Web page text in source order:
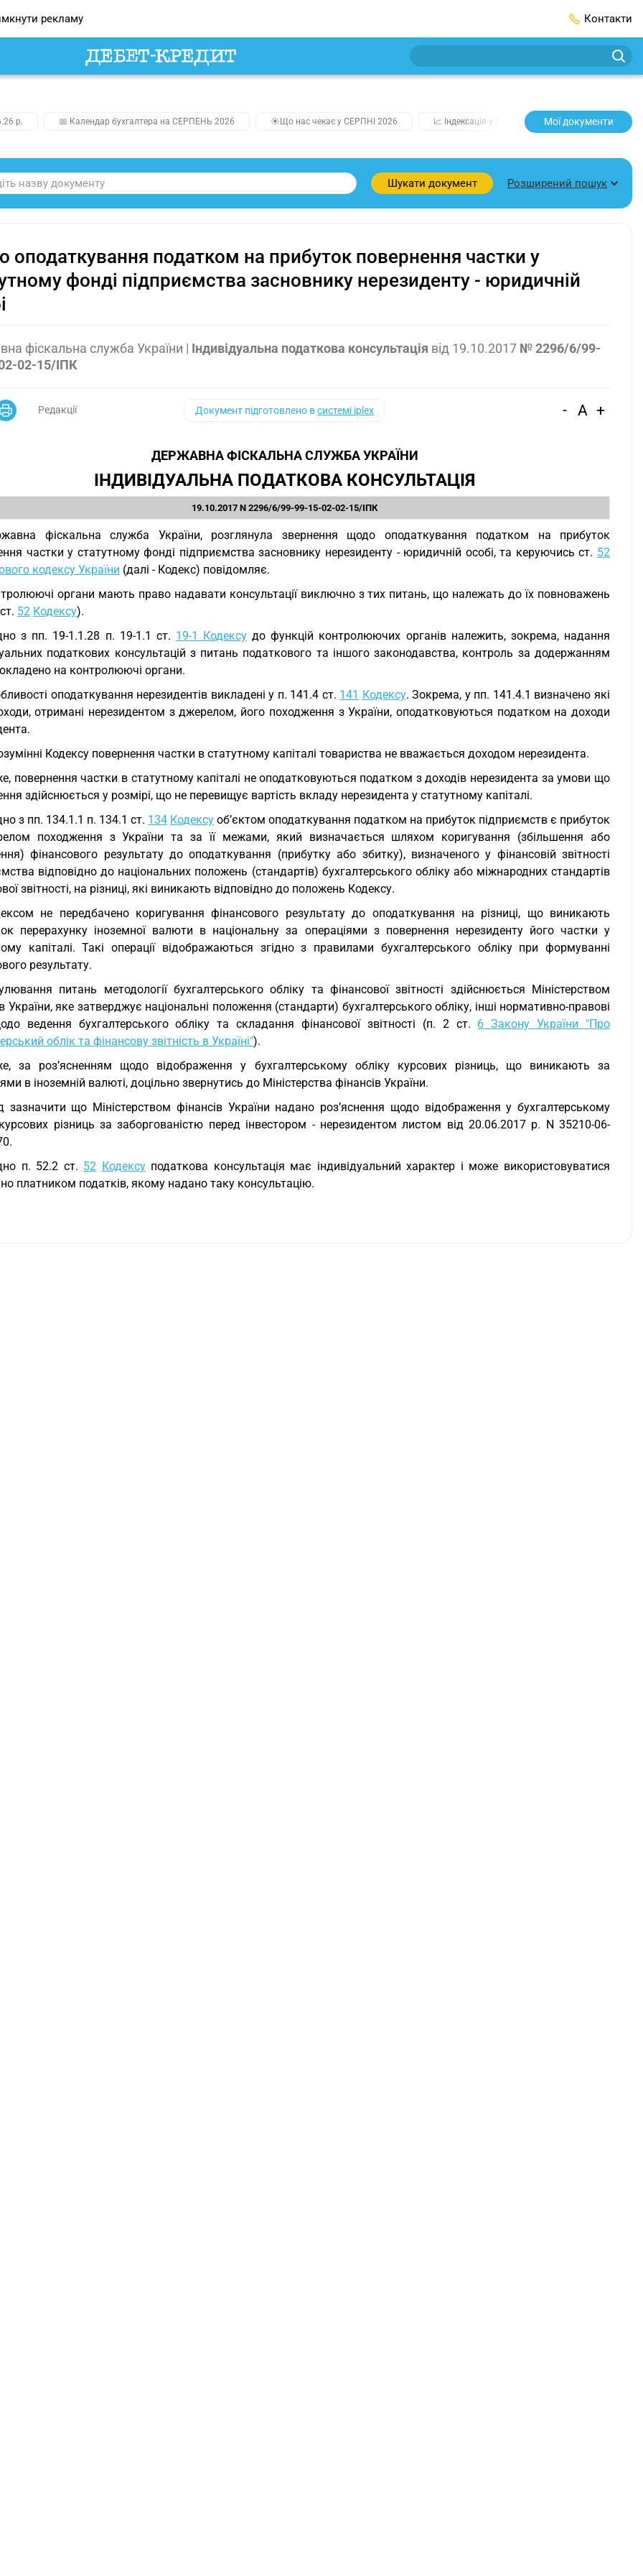
рекламу Контакти
р. 📅 Календар бухгалтера на СЕРПЕНЬ 2026 ☀️Що нас чекає у СЕРПНІ 2026 📈 Індексація у СЕРПНІ 2️⃣0️⃣2️⃣7️⃣ Усі
Мої документи
Шукати документ Розширений пошук
оподаткування податком на прибуток повернення частки у
фонді підприємства засновнику нерезиденту - юридичній
фіскальна служба України | Індивідуальна податкова консультація від 19.10.2017 № 2296/6/99-
02-15/ІПК
Редакції Документ підготовлено всистемі iplex - A +
ДЕРЖАВНА ФІСКАЛЬНА СЛУЖБА УКРАЇНИ
ІНДИВІДУАЛЬНА ПОДАТКОВА КОНСУЛЬТАЦІЯ
19.10.2017 N 2296/6/99-99-15-02-02-15/ІПК
фіскальна служба України, розглянула звернення щодо оподаткування податком на прибуток
частки у статутному фонді підприємства засновнику нерезиденту - юридичній особі, та керуючись ст. 52
кодексу України (далі - Кодекс) повідомляє.
органи мають право надавати консультації виключно з тих питань, що належать до їх повноважень
52 Кодексу).
з пп. 19-1.1.28 п. 19-1.1 ст. 19-1 Кодексу до функцій контролюючих органів належить, зокрема, надання
податкових консультацій з питань податкового та іншого законодавства, контроль за додержанням
на контролюючі органи.
оподаткування нерезидентів викладені у п. 141.4 ст. 141 Кодексу. Зокрема, у пп. 141.4.1 визначено які
отримані нерезидентом з джерелом, його походження з України, оподатковуються податком на доходи
Кодексу повернення частки в статутному капіталі товариства не вважається доходом нерезидента.
повернення частки в статутному капіталі не оподатковуються податком з доходів нерезидента за умови що
здійснюється у розмірі, що не перевищує вартість вкладу нерезидента у статутному капіталі.
з пп. 134.1.1 п. 134.1 ст. 134 Кодексу об’єктом оподаткування податком на прибуток підприємств є прибуток
походження з України та за її межами, який визначається шляхом коригування (збільшення або
фінансового результату до оподаткування (прибутку або збитку), визначеного у фінансовій звітності
відповідно до національних положень (стандартів) бухгалтерського обліку або міжнародних стандартів
звітності, на різниці, які виникають відповідно до положень Кодексу.
не передбачено коригування фінансового результату до оподаткування на різниці, що виникають
перерахунку іноземної валюти в національну за операціями з повернення нерезиденту його частки у
капіталі. Такі операції відображаються згідно з правилами бухгалтерського обліку при формуванні
результату.
питань методології бухгалтерського обліку та фінансової звітності здійснюється Міністерством
України, яке затверджує національні положення (стандарти) бухгалтерського обліку, інші нормативно-правові
ведення бухгалтерського обліку та складання фінансової звітності (п. 2 ст. 6 Закону України "Про
облік та фінансову звітність в Україні").
за роз’ясненням щодо відображення у бухгалтерському обліку курсових різниць, що виникають за
в іноземній валюті, доцільно звернутись до Міністерства фінансів України.
зазначити що Міністерством фінансів України надано роз’яснення щодо відображення у бухгалтерському
різниць за заборгованістю перед інвестором - нерезидентом листом від 20.06.2017 р. N 35210-06-
п. 52.2 ст. 52 Кодексуподаткова консультація має індивідуальний характер і може використовуватися
платником податків, якому надано таку консультацію.